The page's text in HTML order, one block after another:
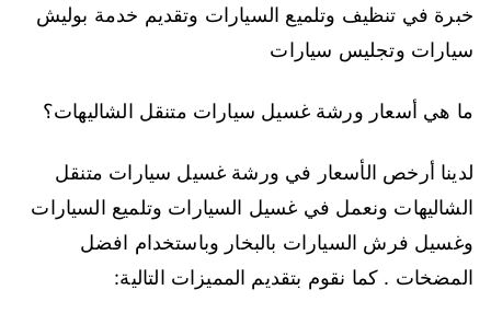
خبرة في تنظيف وتلميع السيارات وتقديم خدمة بوليش
سيارات وتجليس سيارات
ما هي أسعار ورشة غسيل سيارات متنقل الشاليهات؟
لدينا أرخص الأسعار في ورشة غسيل سيارات متنقل
الشاليهات ونعمل في غسيل السيارات وتلميع السيارات
وغسيل فرش السيارات بالبخار وباستخدام افضل
المضخات . كما نقوم بتقديم المميزات التالية: